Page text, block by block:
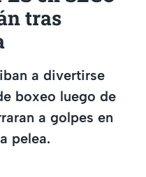
tras
a divertirse
boxeo luego de
a golpes en
pelea.